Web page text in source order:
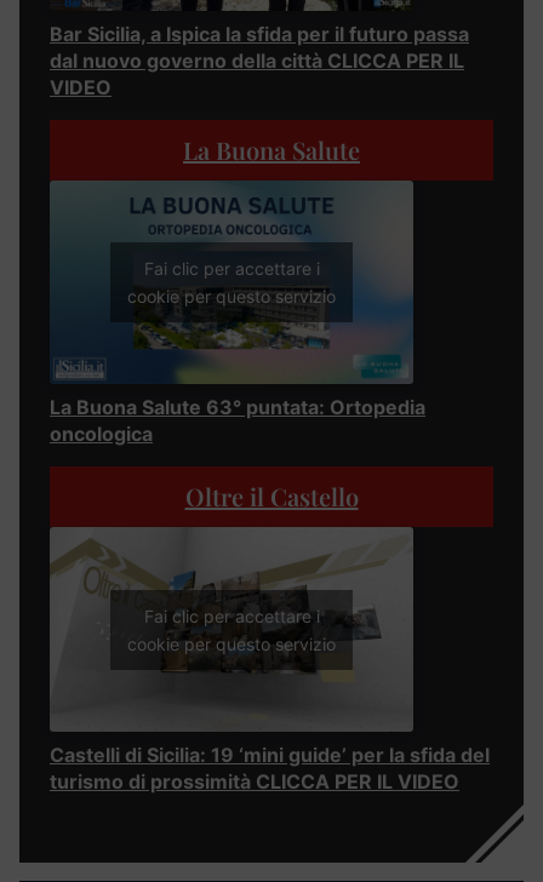
Bar Sicilia, a Ispica la sfida per il futuro passa
dal nuovo governo della città CLICCA PER IL
VIDEO
La Buona Salute
Fai clic per accettare i
cookie per questo servizio
La Buona Salute 63° puntata: Ortopedia
oncologica
Oltre il Castello
Fai clic per accettare i
cookie per questo servizio
Castelli di Sicilia: 19 ‘mini guide’ per la sfida del
turismo di prossimità CLICCA PER IL VIDEO